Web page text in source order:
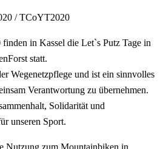
/ TCoYT2020
in Kassel die Let`s Putz Tage in
statt.
Wegenetzpflege und ist ein sinnvolles
Verantwortung zu übernehmen.
Solidarität und
unseren Sport.
Nutzung zum Mountainbiken in